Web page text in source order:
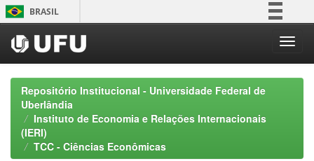
Skip
navigation
BRASIL
Participe
Acesso à informação
Legislação
Repositório Institucional - Universidade Federal de
Uberlândia
Instituto de Economia e Relações Internacionais
(IERI)
TCC - Ciências Econômicas